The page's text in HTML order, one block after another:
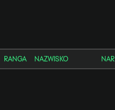
RANGA NAZWISKO NAR